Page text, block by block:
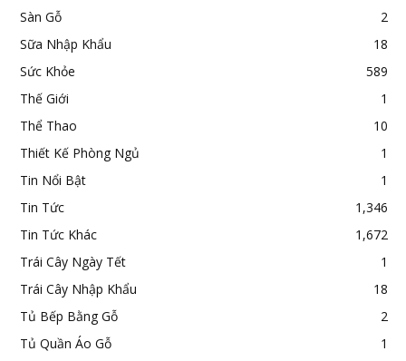
Sàn Gỗ
2
Sữa Nhập Khẩu
18
Sức Khỏe
589
Thế Giới
1
Thể Thao
10
Thiết Kế Phòng Ngủ
1
Tin Nổi Bật
1
Tin Tức
1,346
Tin Tức Khác
1,672
Trái Cây Ngày Tết
1
Trái Cây Nhập Khẩu
18
Tủ Bếp Bằng Gỗ
2
Tủ Quần Áo Gỗ
1